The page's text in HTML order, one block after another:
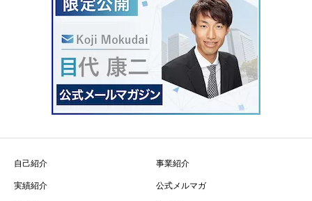
自己紹介
事業紹介
実績紹介
公式メルマガ